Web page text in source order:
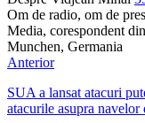
Om de radio, om de
Media, corespondent
Munchen, Germania
Anterior
SUA a lansat atacuri
atacurile asupra